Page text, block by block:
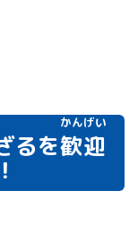
るを歓迎
かんげい